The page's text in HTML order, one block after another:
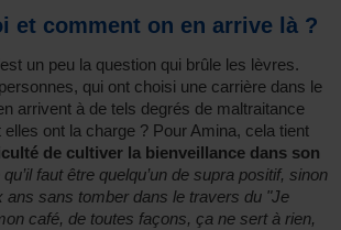
et comment on en arrive là ?
un peu la question qui brûle les lèvres.
qui ont choisi une carrière dans le
arrivent à de tels degrés de maltraitance
ont la charge ? Pour Amina, cela tient
de cultiver la bienveillance dans son
faut être quelqu’un de supra positif, sinon
ans sans tomber dans le travers du "Je
café, de toutes façons, ça ne sert à rien,